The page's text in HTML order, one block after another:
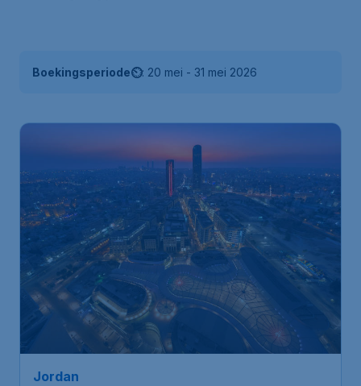
Boekingsperiode⏲: 20 mei - 31 mei 2026
Jordan